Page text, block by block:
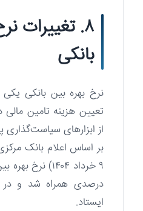
۸. تغییرات
بانکی
نرخ بهره بین بانکی
تعیین هزینه تامین
از ابزارهای
بر اساس اعلام بانک
ایستاد.